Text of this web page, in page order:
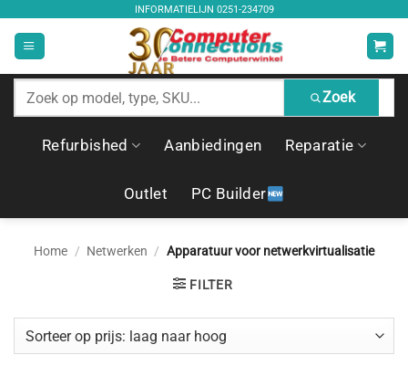
inhoud
INFORMATIELIJN 0251-234709
Zoek
producten
Zoek
Refurbished Aanbiedingen Reparatie
Outlet PC Builder
Home / Netwerken / Apparatuur voor netwerkvirtualisatie
FILTER